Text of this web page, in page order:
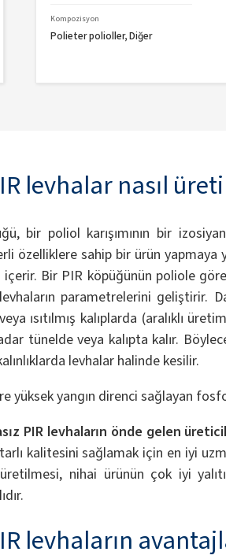
Kompozisyon
Polieter polioller, Diğer
levhalar nasıl
bir poliol karışımının bir
özelliklere sahip bir ürün
Bir PIR köpüğünün poliole
parametrelerini geliştirir.
ısıtılmış kalıplarda (aralıklı
tünelde veya kalıpta kalır.
levhalar halinde kesilir.
yüksek yangın direnci sağlayan
PIR levhaların önde gelen
kalitesini sağlamak için en iyi
nihai ürünün çok iyi
levhaların